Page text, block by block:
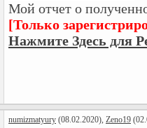
Мой отчет о
[Только
Нажмите Здесь для
numizmatyury (08.02.2020), Zeno19